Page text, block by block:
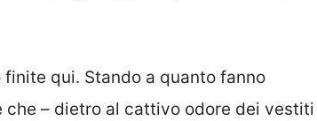
finite qui. Stando a quanto fanno
– dietro al cattivo odore dei vestiti